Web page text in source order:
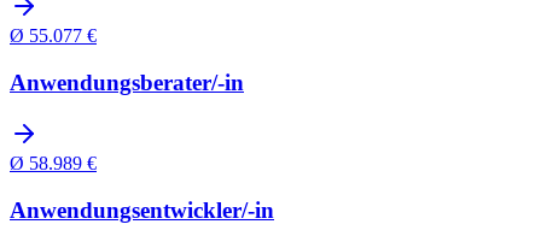
Ø 55.077 €
Anwendungsberater/-in
Ø 58.989 €
Anwendungsentwickler/-in